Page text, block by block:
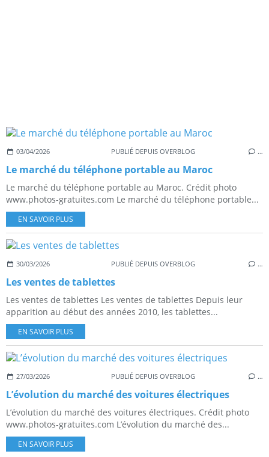
03/04/2026 PUBLIÉ DEPUIS OVERBLOG …
Le marché du téléphone portable au Maroc
Le marché du téléphone portable au Maroc. Crédit photo
www.photos-gratuites.com Le marché du téléphone portable...
EN SAVOIR PLUS
30/03/2026 PUBLIÉ DEPUIS OVERBLOG …
Les ventes de tablettes
Les ventes de tablettes Les ventes de tablettes Depuis leur
apparition au début des années 2010, les tablettes...
EN SAVOIR PLUS
27/03/2026 PUBLIÉ DEPUIS OVERBLOG …
L’évolution du marché des voitures électriques
L’évolution du marché des voitures électriques. Crédit photo
www.photos-gratuites.com L’évolution du marché des...
EN SAVOIR PLUS